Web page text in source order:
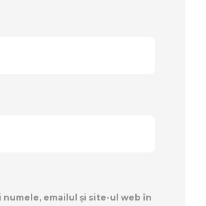
numele, emailul și site-ul web în